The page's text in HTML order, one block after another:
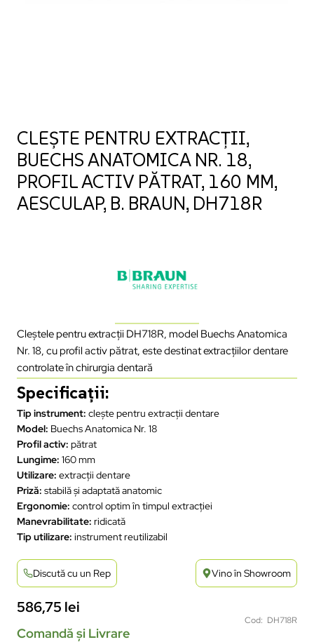
CLEȘTE PENTRU EXTRACȚII,
BUECHS ANATOMICA NR. 18,
PROFIL ACTIV PĂTRAT, 160 MM,
AESCULAP, B. BRAUN, DH718R
Cleștele pentru extracții DH718R, model Buechs Anatomica
Nr. 18, cu profil activ pătrat, este destinat extracțiilor dentare
controlate în chirurgia dentară
Specificații:
Tip instrument: clește pentru extracții dentare
Model: Buechs Anatomica Nr. 18
Profil activ: pătrat
Lungime: 160 mm
Utilizare: extracții dentare
Priză: stabilă și adaptată anatomic
Ergonomie: control optim în timpul extracției
Manevrabilitate: ridicată
Tip utilizare: instrument reutilizabil
Discută cu un Rep Vino în Showroom
586,75 lei
Cod: DH718R
Comandă și Livrare